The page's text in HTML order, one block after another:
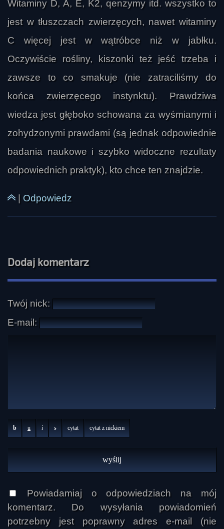
Witaminy D, A, E, K2, qenzymy itd. wszystko to
jest w tłuszczach zwierzęcych, nawet witaminy
C więcej jest w wątróbce niż w jabłku.
Oczywiście rośliny, kiszonki też jeść trzeba i
zawsze to co smakuje (nie zatraciliśmy do
końca zwierzęcego instynktu). Prawdziwa
wiedza jest głęboko schowana za wyśmianymi i
zohydzonymi prawdami (są jednak odpowiednie
badania naukowe i szybko widoczne rezultaty
odpowiednich praktyk), kto chce ten znajdzie.
| Odpowiedz
Dodaj komentarz
Twój nick:
E-mail:
b u i s cytat cytat z nickiem
Powiadamiaj o odpowiedziach na mój
komentarz. Do wysyłania powiadomień
potrzebny jest poprawny adres e-mail (nie